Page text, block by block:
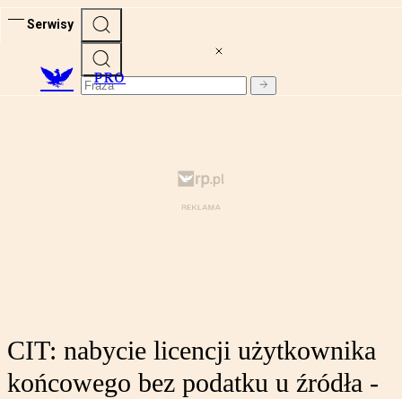
Serwisy
PRO
CIT: nabycie licencji użytkownika
końcowego bez podatku u źródła -